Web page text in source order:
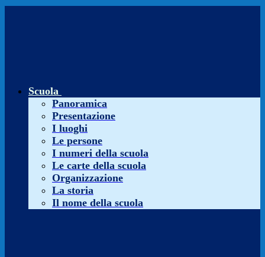
Scuola
Panoramica
Presentazione
I luoghi
Le persone
I numeri della scuola
Le carte della scuola
Organizzazione
La storia
Il nome della scuola